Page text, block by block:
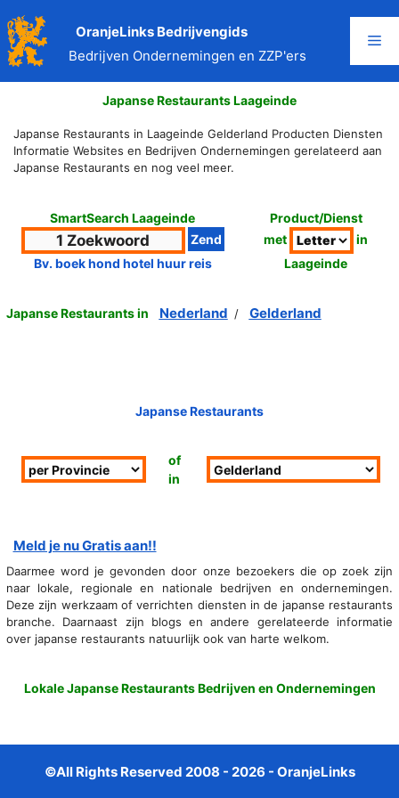
naar
de
inhoud
OranjeLinks Bedrijvengids
Bedrijven Ondernemingen en ZZP'ers
Japanse Restaurants Laageinde
Japanse Restaurants in Laageinde Gelderland Producten Diensten
Informatie Websites en Bedrijven Ondernemingen gerelateerd aan
Japanse Restaurants en nog veel meer.
SmartSearch Laageinde
Bv. boek hond hotel huur reis
Product/Dienst
met
in
Laageinde
Japanse Restaurants in Nederland / Gelderland
Japanse Restaurants
of
in
Meld je nu Gratis aan!!
Daarmee word je gevonden door onze bezoekers die op zoek zijn
naar lokale, regionale en nationale bedrijven en ondernemingen.
Deze zijn werkzaam of verrichten diensten in de japanse restaurants
branche. Daarnaast zijn blogs en andere gerelateerde informatie
over japanse restaurants natuurlijk ook van harte welkom.
Lokale Japanse Restaurants Bedrijven en Ondernemingen
©All Rights Reserved 2008 - 2026 - OranjeLinks